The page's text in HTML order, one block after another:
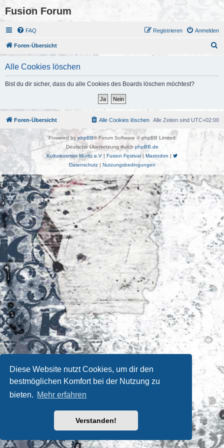
Diese Website nutzt Cookies, um dir den
bestmöglichen Komfort bei der Nutzung zu
bieten. Mehr erfahren
Verstanden!
Fusion Forum
FAQ Anmelden
Registrieren
Foren-Übersicht
Alle Cookies löschen
Bist du dir sicher, dass du alle Cookies des Boards löschen möchtest?
Foren-Übersicht Alle Zeiten sind UTC+02:00
Alle Cookies löschen
Powered by phpBB® Forum Software © phpBB Limited
Deutsche Übersetzung durch phpBB.de
Kulturkosmos Müritz e.V | Fusion Festival| Mastodon |
Datenschutz| Nutzungsbedingungen